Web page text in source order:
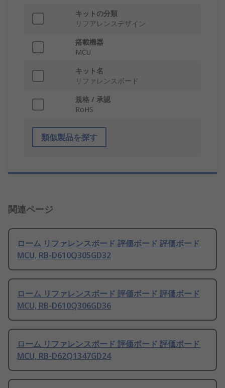
キットの分類
リフアレンスデザイン
搭載機器
MCU
キット名
リファレンスボード
規格 / 承認
RoHS
類似製品を探す
関連ページ
ローム リファレンスボード 評価ボード 評価ボード
MCU, RB-D610Q305GD32
ローム リファレンスボード 評価ボード 評価ボード
MCU, RB-D610Q306GD36
ローム リファレンスボード 評価ボード 評価ボード
MCU, RB-D62Q1347GD24